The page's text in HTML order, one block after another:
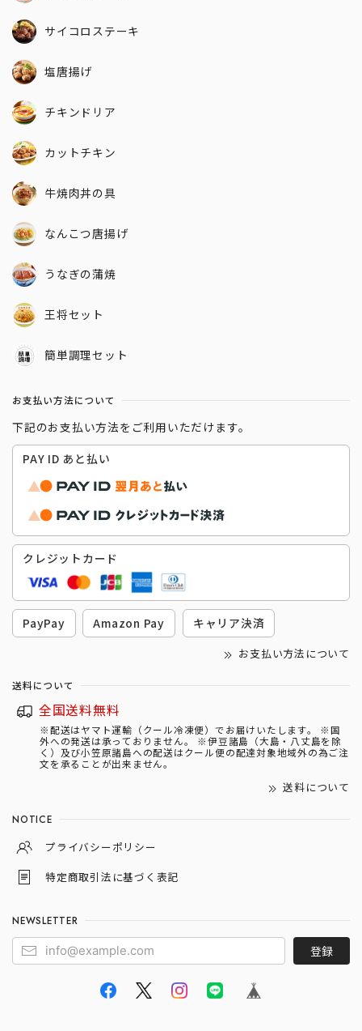
サイコロステーキ
塩唐揚げ
チキンドリア
カットチキン
牛焼肉丼の具
なんこつ唐揚げ
うなぎの蒲焼
王将セット
簡単調理セット
お支払い方法について
下記のお支払い方法をご利用いただけます。
PAY ID あと払い
クレジットカード
PayPay Amazon Pay キャリア決済
お支払い方法について
送料について
全国送料無料
※配送はヤマト運輸（クール冷凍便）でお届けいたします。 ※国
外への発送は承っておりません。 ※伊豆諸島（大島・八丈島を除
く）及び小笠原諸島への配送はクール便の配達対象地域外の為ご注
文を承ることが出来ません。
送料について
NOTICE
プライバシーポリシー
特定商取引法に基づく表記
NEWSLETTER
登録